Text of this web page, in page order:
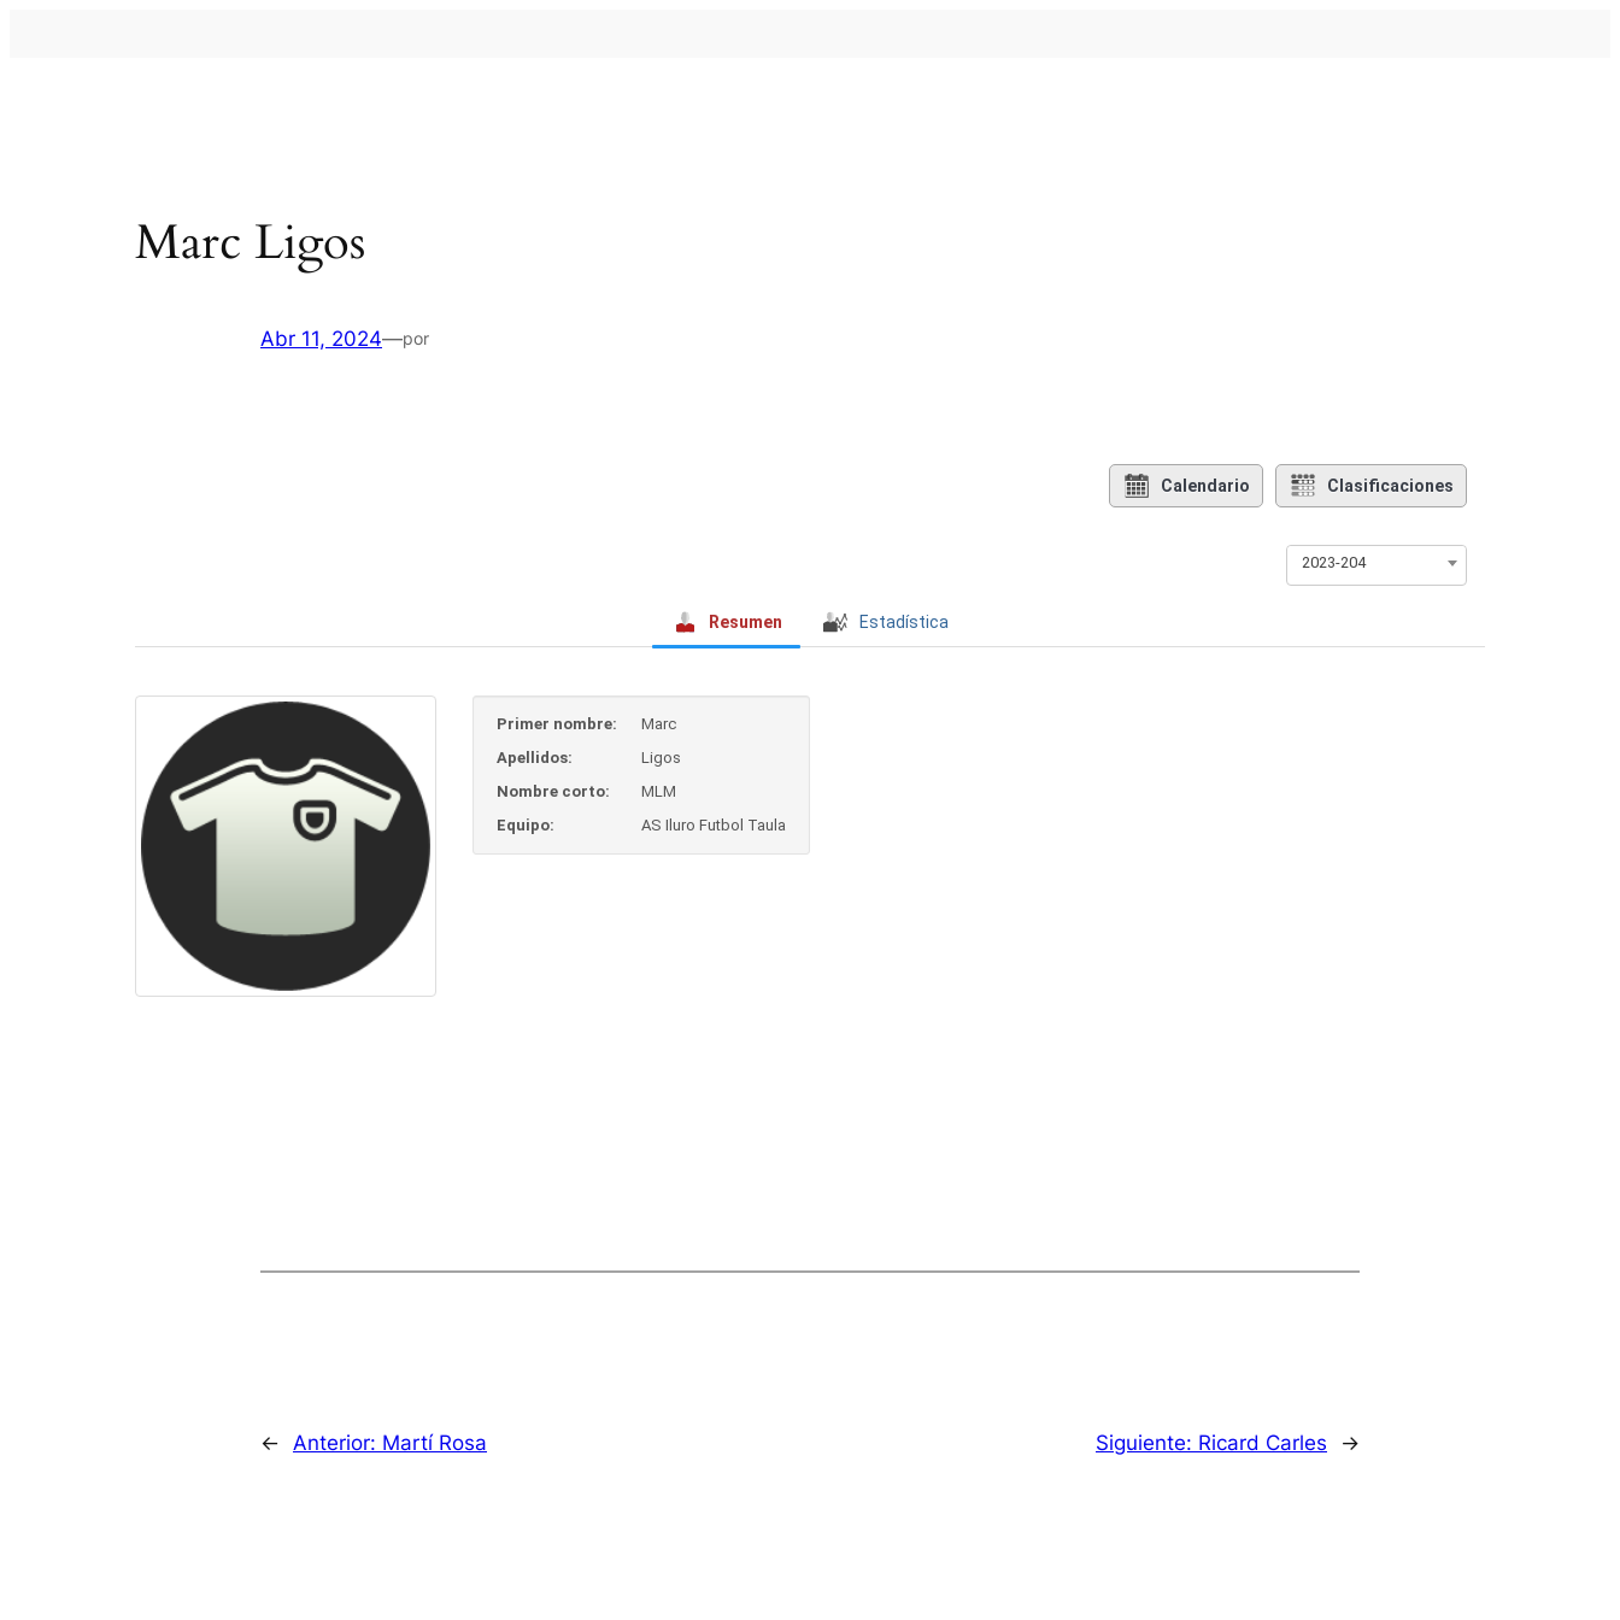
Marc Ligos
Abr 11, 2024—por
Calendario Clasificaciones
2023-204
Resumen Estadística
Primer nombre:
Marc
Apellidos:
Ligos
Nombre corto:
MLM
Equipo:
AS Iluro Futbol Taula
← Anterior: Martí Rosa Siguiente: Ricard Carles →